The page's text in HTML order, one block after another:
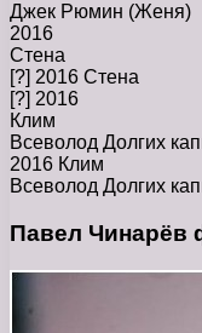
Джек Рюмин (Женя)
2016
Стена
[?] 2016 Стена
[?] 2016
Клим
Всеволод Долгих
2016 Клим
Всеволод Долгих
Павел Чинарёв